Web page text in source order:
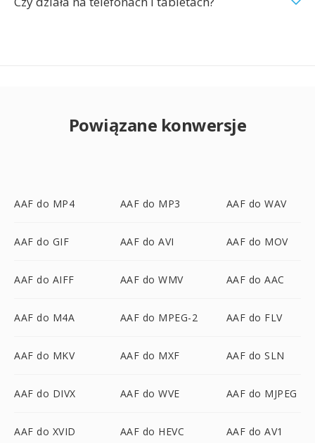
Powiązane konwersje
AAF do MP4 AAF do MP3 AAF do WAV
AAF do GIF AAF do AVI AAF do MOV
AAF do AIFF AAF do WMV AAF do AAC
AAF do M4A AAF do MPEG-2 AAF do FLV
AAF do MKV AAF do MXF AAF do SLN
AAF do DIVX AAF do WVE AAF do MJPEG
AAF do XVID AAF do HEVC AAF do AV1